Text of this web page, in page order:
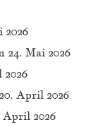
2026
24. Mai 2026
20. April 2026
April 2026